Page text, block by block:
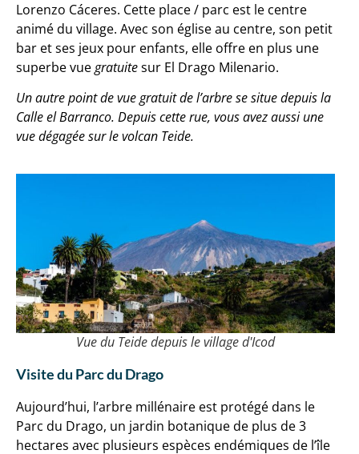
Lorenzo Cáceres. Cette place / parc est le centre
animé du village. Avec son église au centre, son petit
bar et ses jeux pour enfants, elle offre en plus une
superbe vuegratuitesur El Drago Milenario.
Un autre point de vue gratuit de l’arbre se situe depuis la
Calle el Barranco. Depuis cette rue, vous avez aussi une
vue dégagée sur le volcan Teide.
Vue du Teide depuis le village d'Icod
Visite du Parc du Drago
Aujourd’hui, l’arbre millénaire est protégé dans le
Parc du Drago, un jardin botanique de plus de 3
hectares avec plusieurs espèces endémiques de l’île